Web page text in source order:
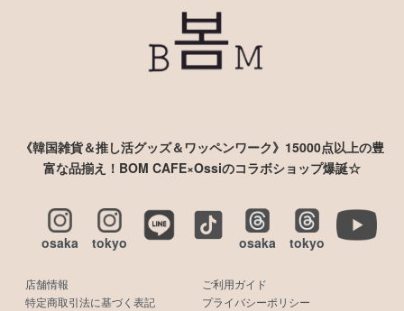
《韓国雑貨＆推し活グッズ＆ワッペンワーク》15000点以上の豊
富な品揃え！BOM CAFE×Ossiのコラボショップ爆誕☆
osaka tokyo osaka tokyo
店舗情報
ご利用ガイド
特定商取引法に基づく表記
プライバシーポリシー